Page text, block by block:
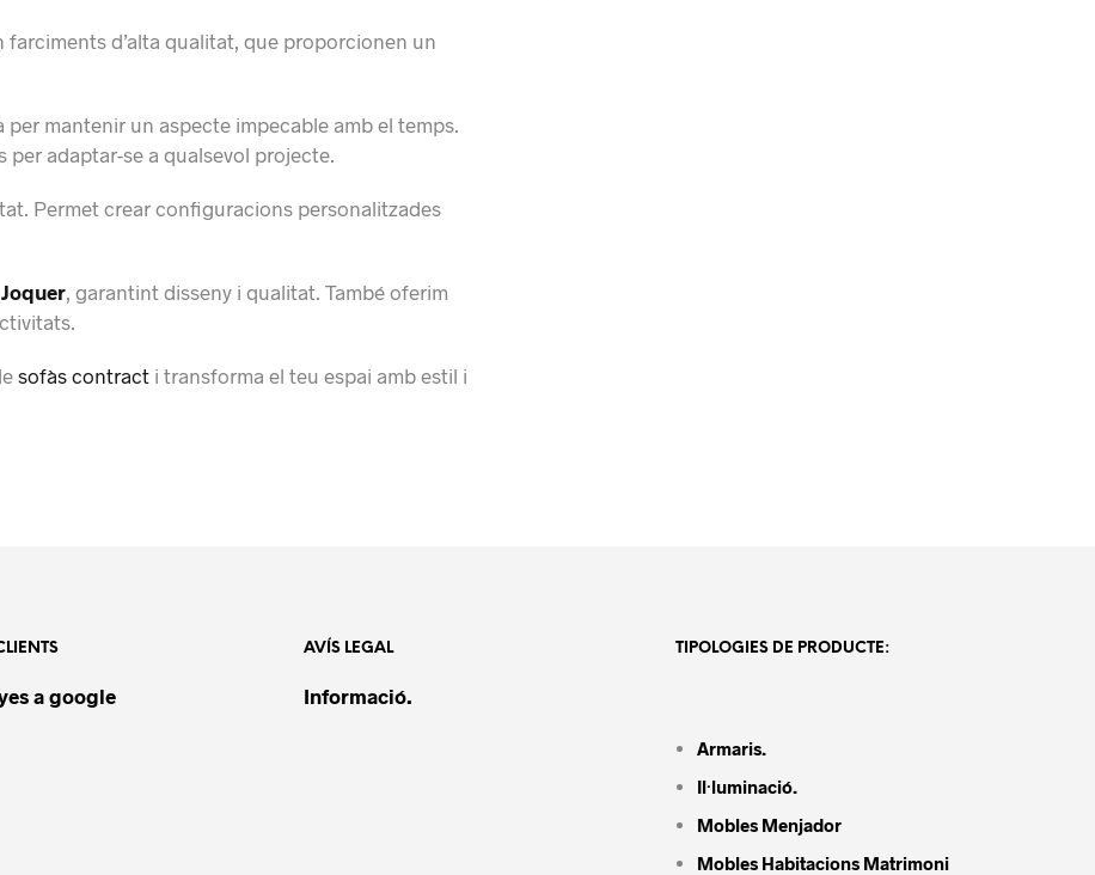
farciments d’alta qualitat, que proporcionen un
mantenir un aspecte impecable amb el temps.
adaptar-se a qualsevol projecte.
Permet crear configuracions personalitzades
Joquer, garantint disseny i qualitat. També oferim
sofàs contract i transforma el teu espai amb estil i
a google
AVÍS LEGAL
Informació.
TIPOLOGIES DE PRODUCTE:
Armaris.
Il·luminació.
Mobles Menjador
Mobles Habitacions Matrimoni